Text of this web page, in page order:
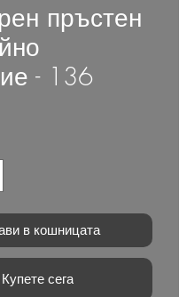
пръстен
- 136
в кошницата
Купете сега